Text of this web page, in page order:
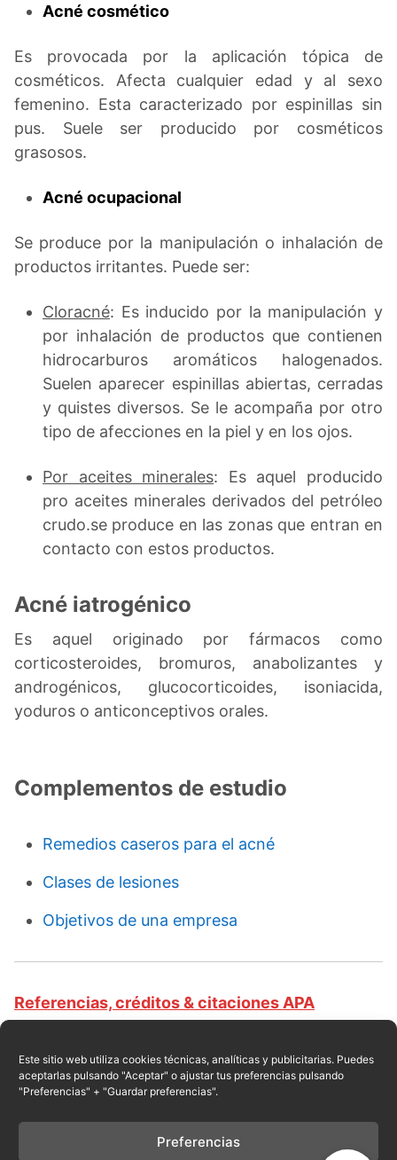
Este sitio web utiliza cookies técnicas, analíticas y publicitarias. Puedes
aceptarlas pulsando "Aceptar" o ajustar tus preferencias pulsando
"Preferencias" + "Guardar preferencias".
Preferencias
Acné cosmético
Es provocada por la aplicación tópica de
cosméticos. Afecta cualquier edad y al sexo
femenino. Esta caracterizado por espinillas sin
pus. Suele ser producido por cosméticos
grasosos.
Acné ocupacional
Se produce por la manipulación o inhalación de
productos irritantes. Puede ser:
Cloracné: Es inducido por la manipulación y
por inhalación de productos que contienen
hidrocarburos aromáticos halogenados.
Suelen aparecer espinillas abiertas, cerradas
y quistes diversos. Se le acompaña por otro
tipo de afecciones en la piel y en los ojos.
Por aceites minerales: Es aquel producido
pro aceites minerales derivados del petróleo
crudo.se produce en las zonas que entran en
contacto con estos productos.
Acné iatrogénico
Es aquel originado por fármacos como
corticosteroides, bromuros, anabolizantes y
androgénicos, glucocorticoides, isoniacida,
yoduros o anticonceptivos orales.
Complementos de estudio
Remedios caseros para el acné
Clases de lesiones
Objetivos de una empresa
Referencias, créditos & citaciones APA
de redacción profesional. (2017, 02). Clases de
acné. Escrito por:Jeanionil Jimeno. Obtenido en
fecha 08, 2026, desde el sitio web:
https://cursosonlineweb.com/acne.html